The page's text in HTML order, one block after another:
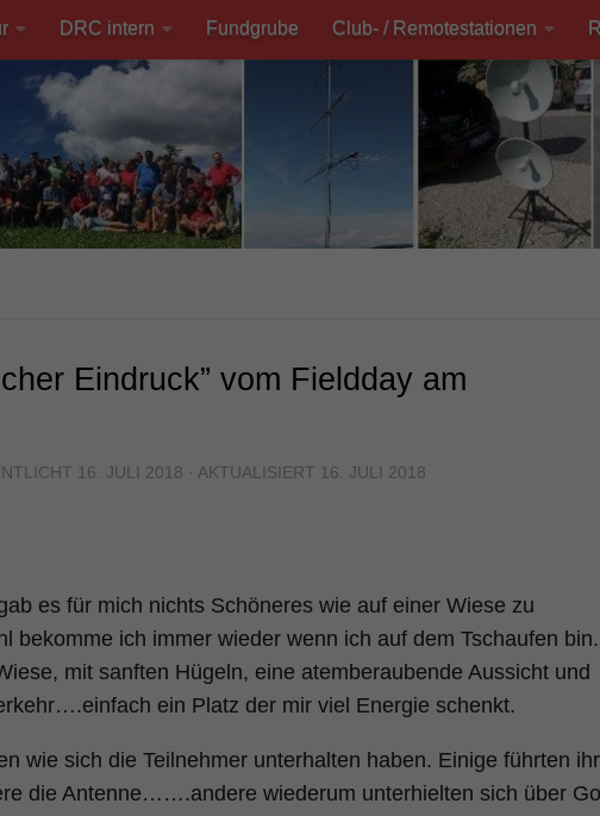
DRC intern Fundgrube Club- / Remotestationen
Eindruck” vom Fieldday am
16. JULI 2018 · AKTUALISIERT 16. JULI 2018
es für mich nichts Schöneres wie auf einer Wiese zu
bekomme ich immer wieder wenn ich auf dem Tschaufen bin.
mit sanften Hügeln, eine atemberaubende Aussicht und
ein Platz der mir viel Energie schenkt.
wie sich die Teilnehmer unterhalten haben. Einige führten ihr
die Antenne…….andere wiederum unterhielten sich über